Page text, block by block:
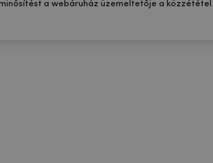
a webáruház üzemeltetője a